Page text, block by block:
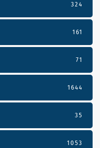
324
161
71
1644
35
1053